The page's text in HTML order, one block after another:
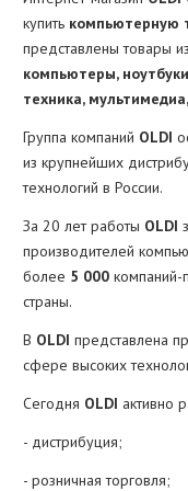
купить компьютерную
представлены товары
компьютеры,
техника,
Группа компаний OLDI
из крупнейших
технологий в России.
За 20 лет работы OLDI
производителей
более 5 000 компаний-
страны.
В OLDI представлена
сфере высоких
Сегодня OLDI активно
- дистрибуция;
- розничная торговля;